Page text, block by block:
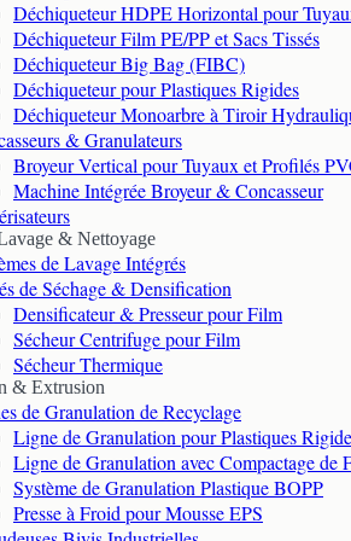
Déchiqueteur HDPE Horizontal pour
Déchiqueteur Film PE/PP et Sacs Tissés
Déchiqueteur Big Bag (FIBC)
Déchiqueteur pour Plastiques Rigides
Déchiqueteur Monoarbre à Tiroir
& Granulateurs
Broyeur Vertical pour Tuyaux et Profilés
Machine Intégrée Broyeur & Concasseur
& Nettoyage
de Lavage Intégrés
de Séchage & Densification
Densificateur & Presseur pour Film
Sécheur Centrifuge pour Film
Sécheur Thermique
& Extrusion
de Granulation de Recyclage
Ligne de Granulation pour Plastiques
Ligne de Granulation avec Compactage de
Système de Granulation Plastique BOPP
Presse à Froid pour Mousse EPS